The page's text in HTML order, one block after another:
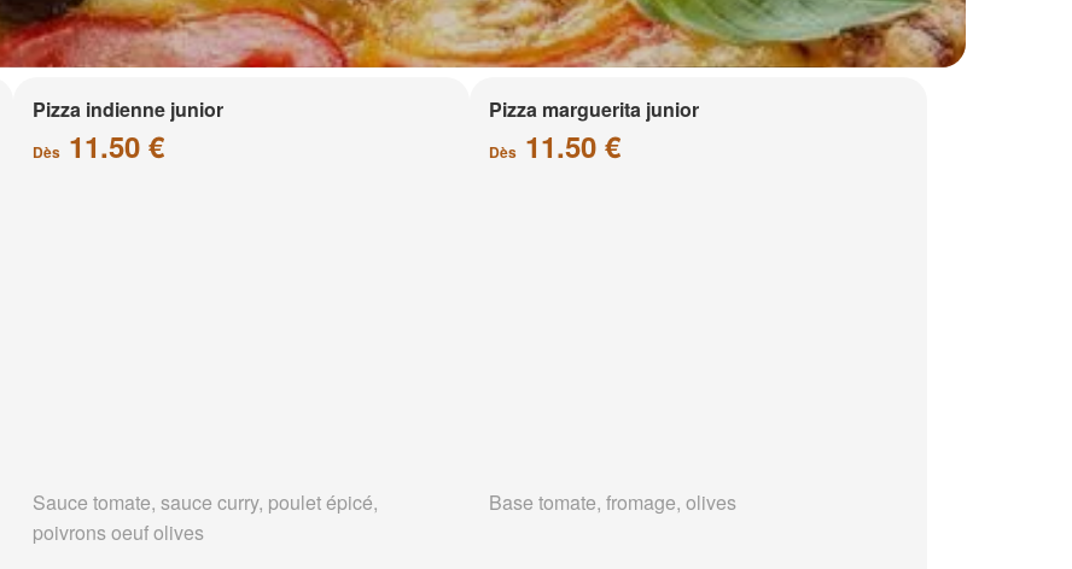
Pizza indienne junior
Dès11.50 €
Sauce tomate, sauce curry, poulet épicé,
poivrons oeuf olives
Pizza marguerita junior
Dès 11.50 €
Base tomate, fromage, olives